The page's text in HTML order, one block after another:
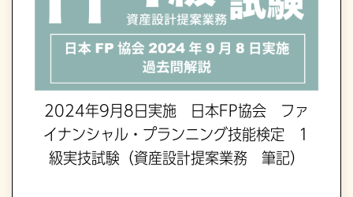
2024年9月8日実施 日本FP協会 ファ
イナンシャル・プランニング技能検定 1
級実技試験（資産設計提案業務 筆記）